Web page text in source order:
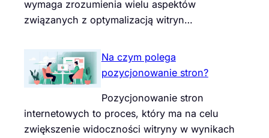
wymaga zrozumienia wielu aspektów
związanych z optymalizacją witryn…
Na czym polega
pozycjonowanie stron?
Pozycjonowanie stron
internetowych to proces, który ma na celu
zwiększenie widoczności witryny w wynikach